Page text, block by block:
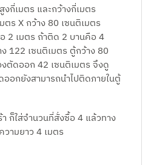
กี่เมตร และกว้างกี่เมตร
ตร X กว้าง 80 เซนติเมตร
2 เมตร ถ้าติด 2 บานคือ 4
122 เซนติเมตร ตู้กว้าง 80
ตัดออก 42 เซนติเมตร จึงดู
อกยังสามารถนำไปติดภายในตู้
ก็ใส่จำนวนที่สั่งซื้อ 4 แล้วทาง
วามยาว 4 เมตร